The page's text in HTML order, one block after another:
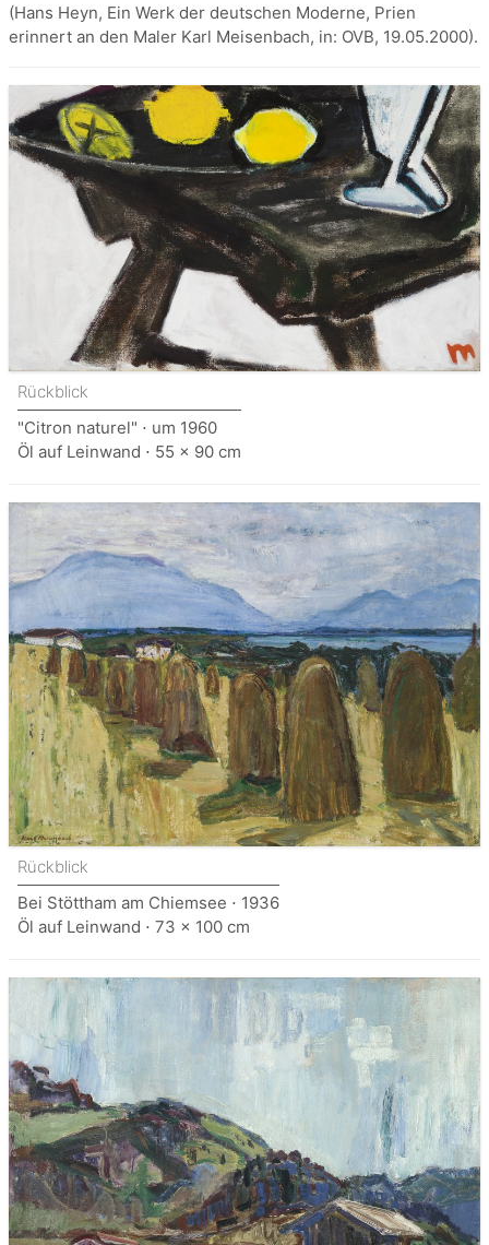
(Hans Heyn, Ein Werk der deutschen Moderne, Prien
erinnert an den Maler Karl Meisenbach, in: OVB, 19.05.2000).
Rückblick
"Citron naturel" ⋅ um 1960
Öl auf Leinwand ⋅ 55 x 90 cm
Rückblick
Bei Stöttham am Chiemsee ⋅ 1936
Öl auf Leinwand ⋅ 73 x 100 cm